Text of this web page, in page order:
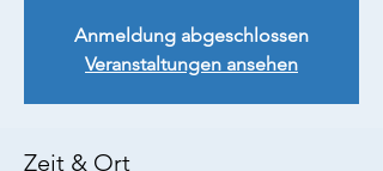
Anmeldung abgeschlossen
Veranstaltungen ansehen
Zeit & Ort